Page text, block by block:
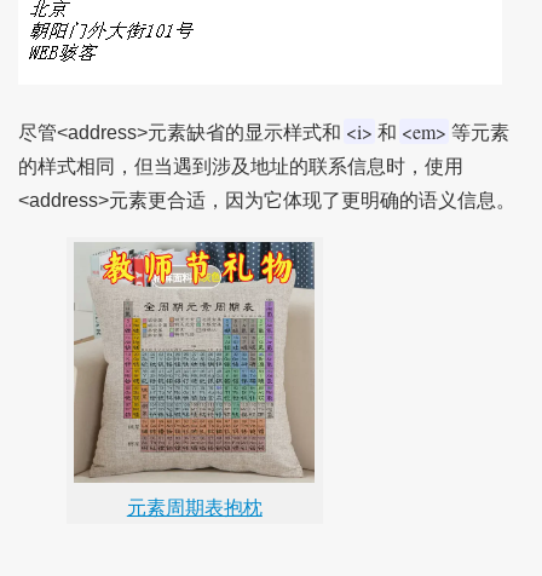
尽管<address>元素缺省的显示样式和 <i> 和 <em> 等元素
的样式相同，但当遇到涉及地址的联系信息时，使用
<address>元素更合适，因为它体现了更明确的语义信息。
元素周期表抱枕